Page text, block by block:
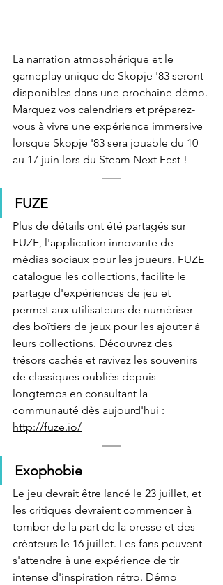
La narration atmosphérique et le
gameplay unique de Skopje '83 seront
disponibles dans une prochaine démo.
Marquez vos calendriers et préparez-
vous à vivre une expérience immersive
lorsque Skopje '83 sera jouable du 10
au 17 juin lors du Steam Next Fest !
FUZE
Plus de détails ont été partagés sur
FUZE, l'application innovante de
médias sociaux pour les joueurs. FUZE
catalogue les collections, facilite le
partage d'expériences de jeu et
permet aux utilisateurs de numériser
des boîtiers de jeux pour les ajouter à
leurs collections. Découvrez des
trésors cachés et ravivez les souvenirs
de classiques oubliés depuis
longtemps en consultant la
communauté dès aujourd'hui :
http://fuze.io/
Exophobie
Le jeu devrait être lancé le 23 juillet, et
les critiques devraient commencer à
tomber de la part de la presse et des
créateurs le 16 juillet. Les fans peuvent
s'attendre à une expérience de tir
intense d'inspiration rétro. Démo